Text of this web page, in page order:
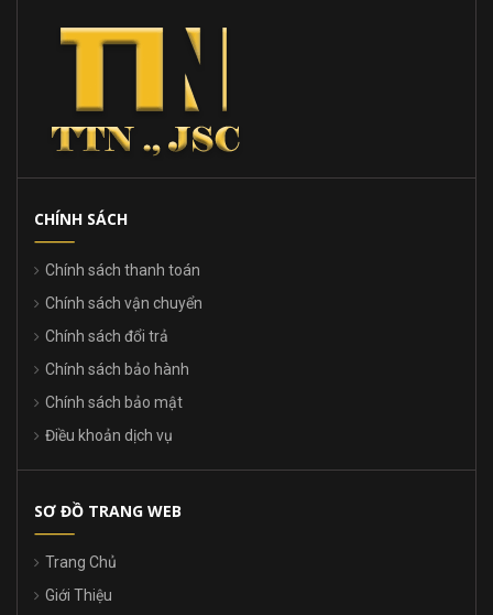
CHÍNH SÁCH
Chính sách thanh toán
Chính sách vận chuyển
Chính sách đổi trả
Chính sách bảo hành
Chính sách bảo mật
Điều khoản dịch vụ
SƠ ĐỒ TRANG WEB
Trang Chủ
Giới Thiệu